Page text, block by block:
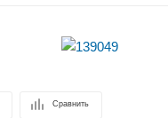
Сравнить